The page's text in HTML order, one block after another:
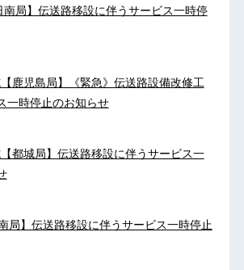
局】伝送路移設に伴うサービス一時停
鹿児島局】《緊急》伝送路設備改修工
一時停止のお知らせ
都城局】伝送路移設に伴うサービス一
局】伝送路移設に伴うサービス一時停止